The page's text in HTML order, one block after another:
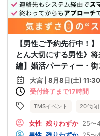
【男性ご予約先行中！
とん大切にする男性》
編】婚活パーティー・
大宮 | 8月8日(土)
受付終了まで17時間
TMSイベント 20代向
女性 残りわずか 25〜